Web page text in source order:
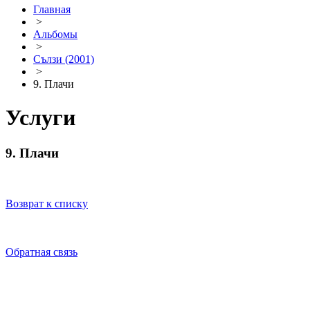
Главная
>
Альбомы
>
Сълзи (2001)
>
9. Плачи
Услуги
9. Плачи
Возврат к списку
Обратная связь